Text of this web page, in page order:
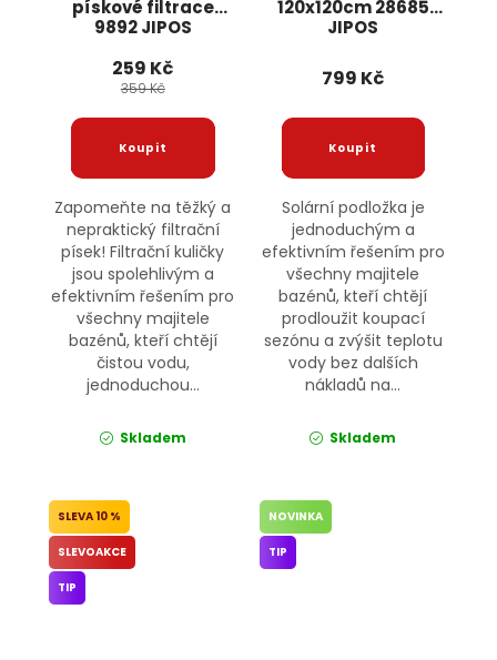
pískové filtrace
9892 JIPOS
259 Kč
359 Kč
Zapomeňte na těžký a
nepraktický filtrační
písek! Filtrační kuličky
jsou spolehlivým a
efektivním řešením pro
všechny majitele
bazénů, kteří chtějí
čistou vodu,
jednoduchou...
Skladem
120x120cm 28685
JIPOS
799 Kč
Solární podložka je
jednoduchým a
efektivním řešením pro
všechny majitele
bazénů, kteří chtějí
prodloužit koupací
sezónu a zvýšit teplotu
vody bez dalších
nákladů na...
Skladem
10 %
SLEVOAKCE
TIP
NOVINKA
TIP